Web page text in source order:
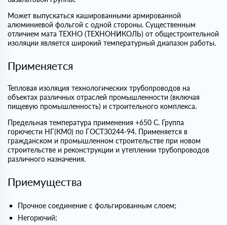
Может выпускаться кашированными армированной
алюминиевой фольгой с одной стороны. Существенным
отличием мата ТЕХНО (ТЕХНОНИКОЛЬ) от общестроительной
изоляции является широкий температурный диапазон работы.
Применяется
Тепловая изоляция технологических трубопроводов на
объектах различных отраслей промышленности (включая
пищевую промышленность) и строительного комплекса.
Предельная температура применения +650 С. Группа
горючести НГ(КМ0) по ГОСТ30244-94. Применяется в
гражданском и промышленном строительстве при новом
строительстве и реконструкции и утеплении трубопроводов
различного назначения.
Приемущества
Прочное соединение с фольгированным слоем;
Негорючий;